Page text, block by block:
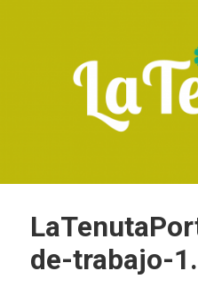
de-trabajo-